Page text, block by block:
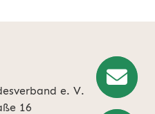
e. V.
16